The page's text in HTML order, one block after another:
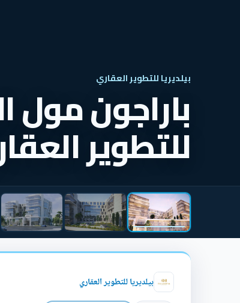
بيلديريا للتطوير العقاري
باراجون مول
للتطوير
بيلديريا للتطوير العقاري